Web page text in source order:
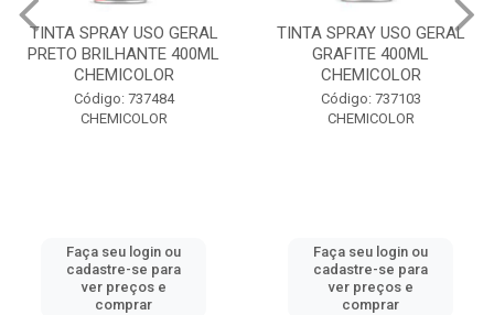
TINTA SPRAY USO GERAL
GRAFITE 400ML
CHEMICOLOR
Código: 737103
CHEMICOLOR
Faça seu login ou
cadastre-se para
ver preços e
comprar
TINTA SPRAY USO GERAL
ALUMÍNIO 400ML
CHEMICOLOR
Código: 737099
CHEMICOLOR
cadastre-se para
ver preços e
comprar